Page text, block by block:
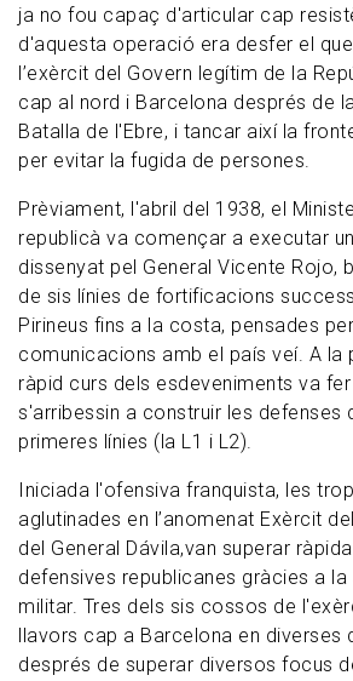
ja no fou capaç d'articular cap
d'aquesta operació era desfer el
l’exèrcit del Govern legítim de la
cap al nord i Barcelona després de
Batalla de l'Ebre, i tancar així la
per evitar la fugida de persones.
Prèviament, l'abril del 1938, el
republicà va començar a executar
dissenyat pel General Vicente Rojo,
de sis línies de fortificacions
Pirineus fins a la costa, pensades
comunicacions amb el país veí. A la
ràpid curs dels esdeveniments va
s'arribessin a construir les defenses
primeres línies (la L1 i L2).
Iniciada l'ofensiva franquista, les
aglutinades en l’anomenat Exèrcit
del General Dávila,van superar
defensives republicanes gràcies a
militar. Tres dels sis cossos de
llavors cap a Barcelona en diverses
després de superar diversos focus